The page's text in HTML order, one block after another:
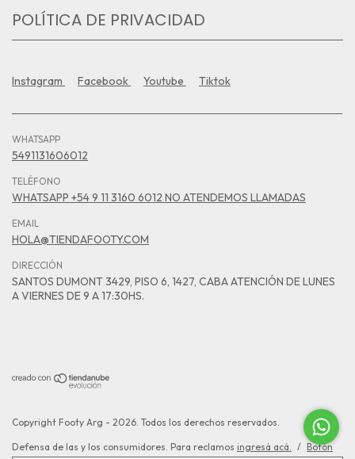
POLÍTICA DE PRIVACIDAD
Instagram Facebook Youtube Tiktok
WHATSAPP
5491131606012
TELÉFONO
WHATSAPP +54 9 11 3160 6012 NO ATENDEMOS LLAMADAS
EMAIL
HOLA@TIENDAFOOTY.COM
DIRECCIÓN
SANTOS DUMONT 3429, PISO 6, 1427, CABA ATENCIÓN DE LUNES
A VIERNES DE 9 A 17:30HS.
Copyright Footy Arg - 2026. Todos los derechos reservados.
Defensa de las y los consumidores. Para reclamos ingresá acá. / Botón